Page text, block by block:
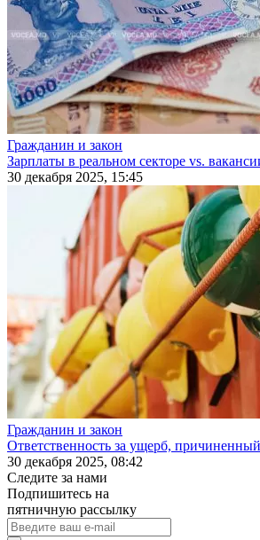
Гражданин и закон
Зарплаты в реальном секторе vs.
30 декабря 2025, 15:45
Гражданин и закон
Ответственность за ущерб,
30 декабря 2025, 08:42
Следите за нами
Подпишитесь на
пятничную рассылку